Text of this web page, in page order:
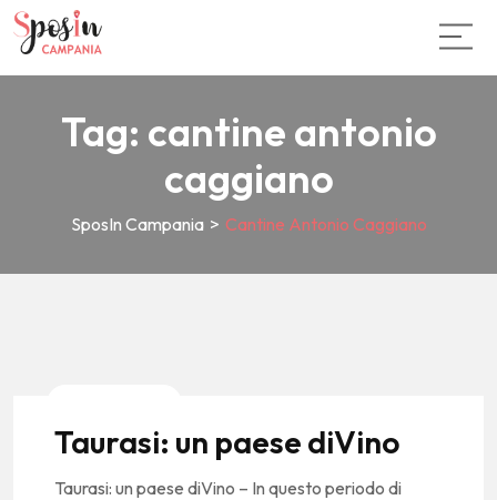
Tag: cantine antonio
caggiano
SposIn Campania > Cantine Antonio Caggiano
Taurasi: un paese diVino
Taurasi: un paese diVino – In questo periodo di